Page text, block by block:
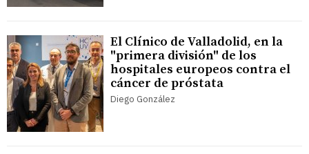
El Clínico de Valladolid, en la
"primera división" de los
hospitales europeos contra el
cáncer de próstata
Diego González